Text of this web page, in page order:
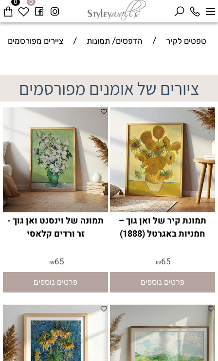
0 0
טפטים לקיר / הדפסים/ תמונות / ציירים מפורסמים
ציורים של אומנים מפורסמים
תמונת קיר של ואן גוך –
חמניות באגרטל (1888)
₪65
פרטים נוספים
תמונה של וינסנט ואן גוך -
זר ורדים קלאסי
₪65
פרטים נוספים